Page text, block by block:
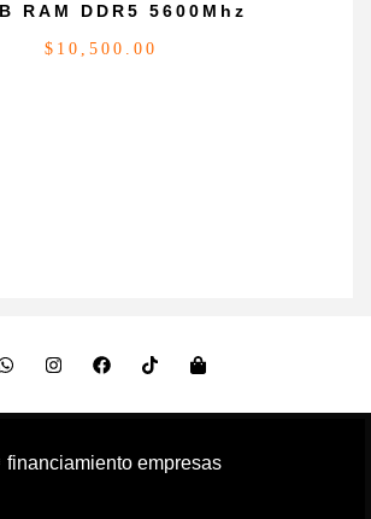
RAM DDR5 5600Mhz
$ 10,500.00
financiamiento empresas